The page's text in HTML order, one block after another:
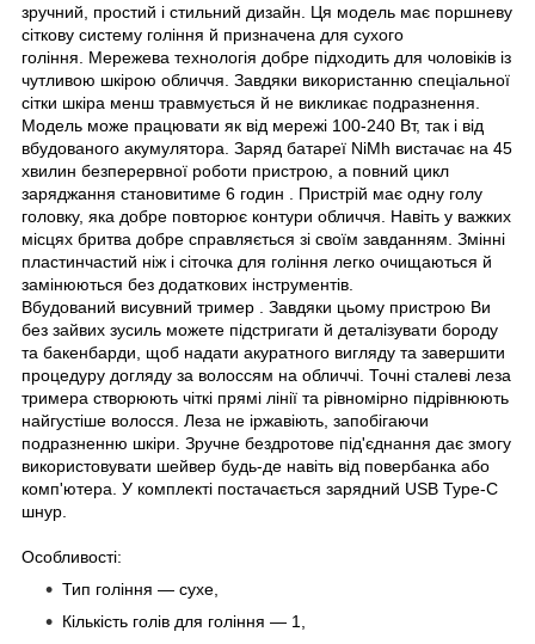
зручний, простий і стильний дизайн. Ця модель має поршневу
сіткову систему гоління й призначена для сухого
гоління. Мережева технологія добре підходить для чоловіків із
чутливою шкірою обличчя. Завдяки використанню спеціальної
сітки шкіра менш травмується й не викликає подразнення.
Модель може працювати як від мережі 100-240 Вт, так і від
вбудованого акумулятора. Заряд батареї NiMh вистачає на 45
хвилин безперервної роботи пристрою, а повний цикл
заряджання становитиме 6 годин . Пристрій має одну голу
головку, яка добре повторює контури обличчя. Навіть у важких
місцях бритва добре справляється зі своїм завданням. Змінні
пластинчастий ніж і сіточка для гоління легко очищаються й
замінюються без додаткових інструментів.
Вбудований висувний тример . Завдяки цьому пристрою Ви
без зайвих зусиль можете підстригати й деталізувати бороду
та бакенбарди, щоб надати акуратного вигляду та завершити
процедуру догляду за волоссям на обличчі. Точні сталеві леза
тримера створюють чіткі прямі лінії та рівномірно підрівнюють
найгустіше волосся. Леза не іржавіють, запобігаючи
подразненню шкіри. Зручне бездротове під'єднання дає змогу
використовувати шейвер будь-де навіть від повербанка або
комп'ютера. У комплекті постачається зарядний USB Type-C
шнур.
Особливості:
Тип гоління — сухе,
Кількість голів для гоління — 1,